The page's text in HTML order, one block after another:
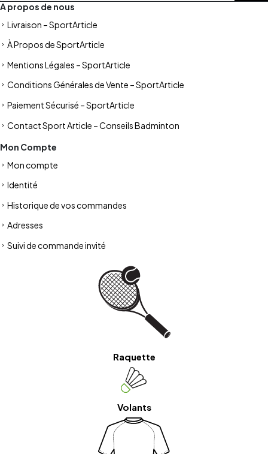
A propos de nous
Livraison – SportArticle
À Propos de SportArticle
Mentions Légales – SportArticle
Conditions Générales de Vente – SportArticle
Paiement Sécurisé – SportArticle
Contact Sport Article – Conseils Badminton
Mon Compte
Mon compte
Identité
Historique de vos commandes
Adresses
Suivi de commande invité
Raquette
Volants